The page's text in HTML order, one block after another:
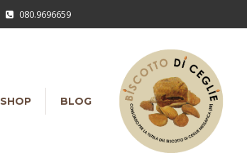
080.9696659
SHOP BLOG